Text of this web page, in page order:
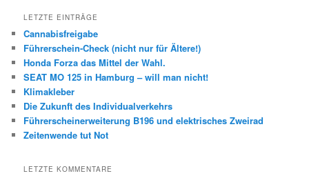
LETZTE EINTRÄGE
Cannabisfreigabe
Führerschein-Check (nicht nur für Ältere!)
Honda Forza das Mittel der Wahl.
SEAT MO 125 in Hamburg – will man nicht!
Klimakleber
Die Zukunft des Individualverkehrs
Führerscheinerweiterung B196 und elektrisches Zweirad
Zeitenwende tut Not
LETZTE KOMMENTARE